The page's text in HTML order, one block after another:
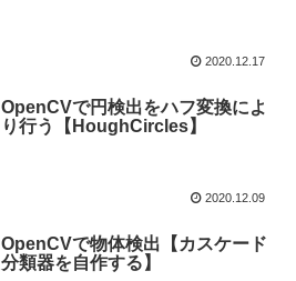
2020.12.17
OpenCVで円検出をハフ変換によ
り行う【HoughCircles】
2020.12.09
OpenCVで物体検出【カスケード
分類器を自作する】